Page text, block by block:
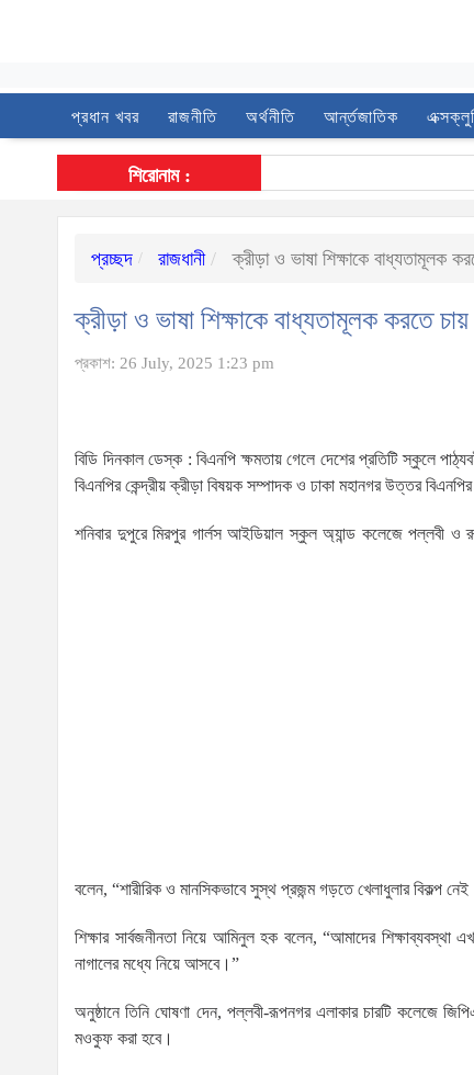
প্রধান খবর রাজনীতি অর্থনীতি আর্ন্তজাতিক
শিরোনাম :
প্রচ্ছদ রাজধানী ক্রীড়া ও ভাষা শিক্ষাকে বাধ্যতামূলক
ক্রীড়া ও ভাষা শিক্ষাকে বাধ্যতামূলক করতে
প্রকাশ: 26 July, 2025 1:23 pm
বিডি দিনকাল ডেস্ক : বিএনপি ক্ষমতায় গেলে দেশের প্রতিটি স্কুলে
বিএনপির কেন্দ্রীয় ক্রীড়া বিষয়ক সম্পাদক ও ঢাকা মহানগর উত্তর
শনিবার দুপুরে মিরপুর গার্লস আইডিয়াল স্কুল অ্যান্ড কলেজে পল্লবী ও
বলেন, “শারীরিক ও মানসিকভাবে সুস্থ প্রজন্ম গড়তে খেলাধুলার বিকল্প
শিক্ষার সার্বজনীনতা নিয়ে আমিনুল হক বলেন, “আমাদের
নাগালের মধ্যে নিয়ে আসবে।”
অনুষ্ঠানে তিনি ঘোষণা দেন, পল্লবী-রূপনগর এলাকার চারটি কলেজে
মওকুফ করা হবে।